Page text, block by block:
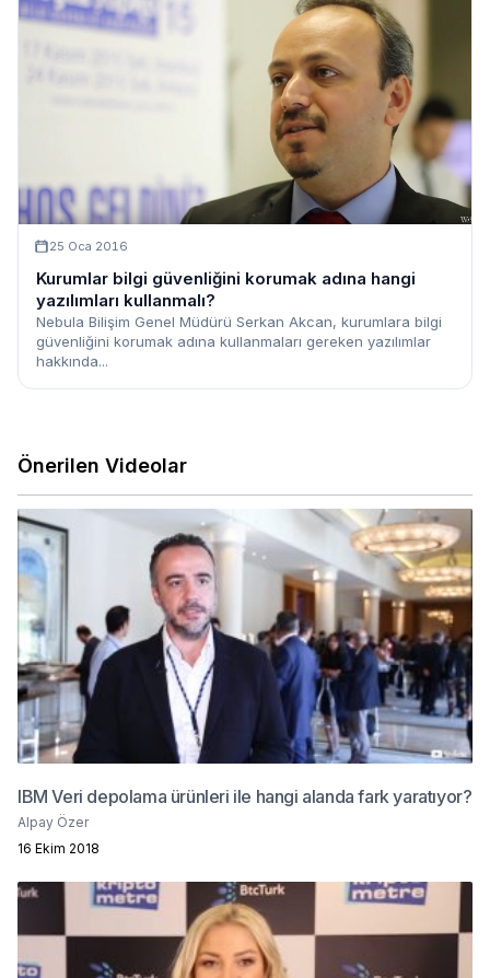
25 Oca 2016
Kurumlar bilgi güvenliğini korumak adına hangi
yazılımları kullanmalı?
Nebula Bilişim Genel Müdürü Serkan Akcan, kurumlara bilgi
güvenliğini korumak adına kullanmaları gereken yazılımlar
hakkında...
Önerilen Videolar
IBM Veri depolama ürünleri ile hangi alanda fark yaratıyor?
Alpay Özer
16 Ekim 2018